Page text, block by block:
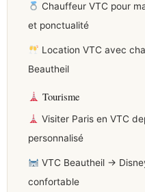
Chauffeur VTC pour
et ponctualité
Location VTC avec
Beautheil
Tourisme
Visiter Paris en VTC
personnalisé
VTC Beautheil →
confortable